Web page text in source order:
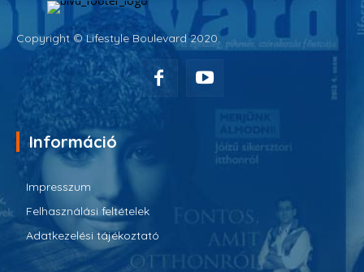
Copyright © Lifestyle Boulevard 2020.
Információ
Impresszum
Felhasználási feltételek
Adatkezelési tájékoztató